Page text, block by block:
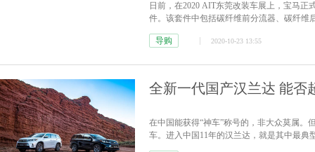
日前，在2020 AIT东莞改装车展上，宝马正
件。该套件中包括碳纤维前分流器、碳纤维
新车营造出了极为明显的运动风格，辨识
导购 2020-10-23 13:55
全新一代国产汉兰达 能否
在中国能获得“神车”称号的，非大众莫属。
车。进入中国11年的汉兰达，就是其中最